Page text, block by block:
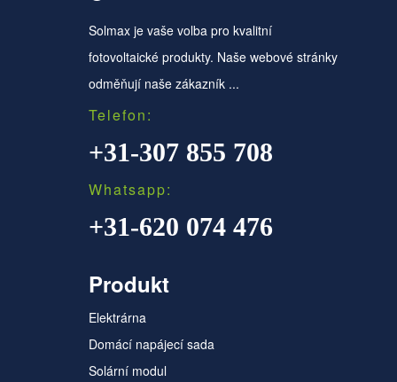
Solmax je vaše volba pro kvalitní
fotovoltaické produkty. Naše webové stránky
odměňují naše zákazník ...
Telefon:
+31-307 855 708
Whatsapp:
+31-620 074 476
Produkt
Elektrárna
Domácí napájecí sada
Solární modul